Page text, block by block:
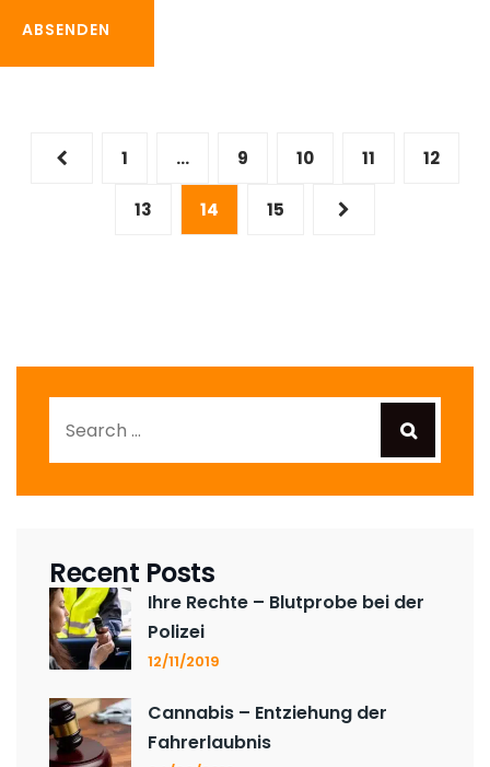
ABSENDEN
Seitennummerierung
1 … 9 10 11 12
13 14 15
Recent Posts
Ihre Rechte – Blutprobe bei der
Polizei
12/11/2019
Cannabis – Entziehung der
Fahrerlaubnis